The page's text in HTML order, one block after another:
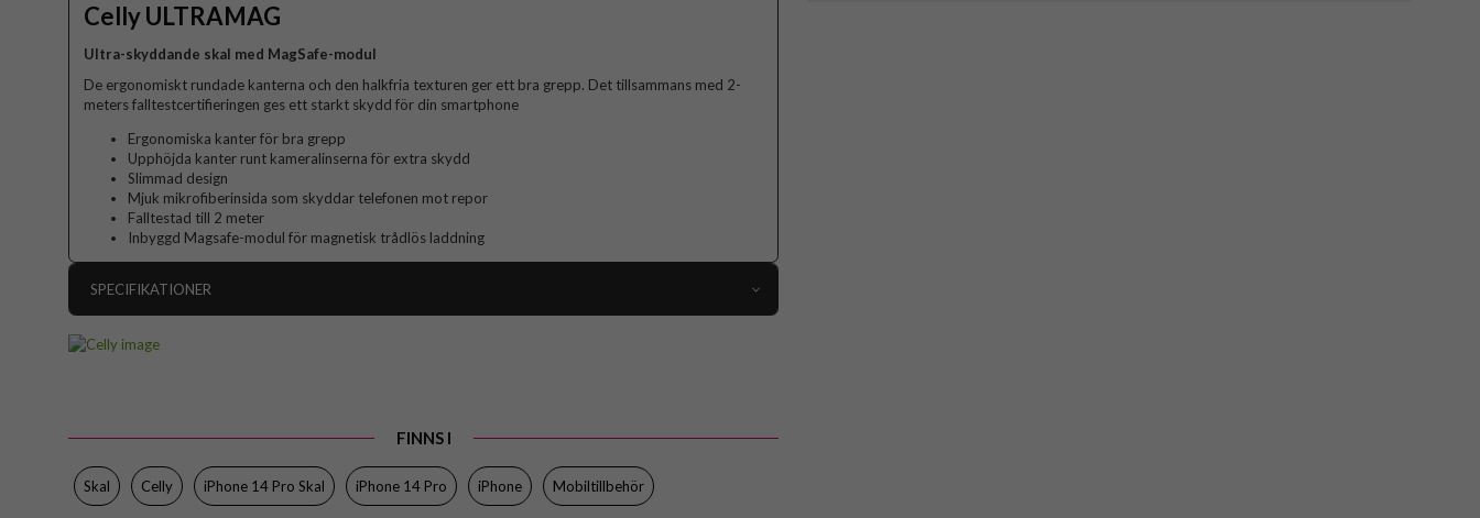
Celly ULTRAMAG
Ultra-skyddande skal med MagSafe-modul
De ergonomiskt rundade kanterna och den halkfria texturen ger ett bra grepp. Det tillsammans med 2-
meters falltestcertifieringen ges ett starkt skydd för din smartphone
Ergonomiska kanter för bra grepp
Upphöjda kanter runt kameralinserna för extra skydd
Slimmad design
Mjuk mikrofiberinsida som skyddar telefonen mot repor
Falltestad till 2 meter
Inbyggd Magsafe-modul för magnetisk trådlös laddning
SPECIFIKATIONER
Egenskaper
MagSafe-kompatibel
Färg
Material
Hårdplast (PC), Mjukplast (TPU)
FINNS I
Skal Celly iPhone 14 Pro Skal iPhone 14 Pro iPhone Mobiltillbehör